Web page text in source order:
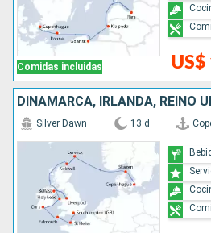
Comidas incluidas US$
DINAMARCA, IRLANDA, REINO
Silver Dawn 13 d